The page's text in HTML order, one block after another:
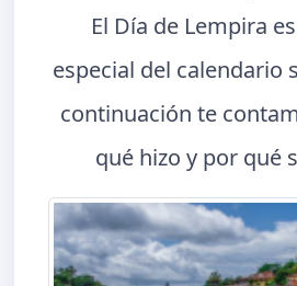
El Día de Lempira
especial del calendario
continuación te
qué hizo y por qué